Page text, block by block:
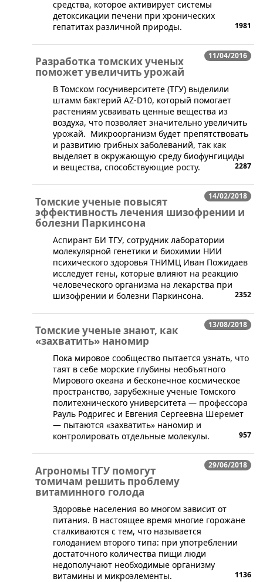
средства, которое активирует системы
детоксикации печени при хронических
гепатитах различной природы.
1981
11/04/2016
Разработка томских ученых
поможет увеличить урожай
​В ​Томском госуниверситете (ТГУ) выделили
штамм бактерий AZ-D10, который помогает
растениям усваивать ценные вещества из
воздуха, что позволяет значительно увеличить
урожай. Микроорганизм будет препятствовать
и развитию грибных заболеваний, так как
выделяет в окружающую среду биофунгициды
и вещества, способствующие росту.
2287
14/02/2018
Томские ученые повысят
эффективность лечения шизофрении и
болезни Паркинсона
​Аспирант БИ ТГУ, сотрудник лаборатории
молекулярной генетики и биохимии НИИ
психического здоровья ТНИМЦ Иван Пожидаев
исследует гены, которые влияют на реакцию
человеческого организма на лекарства при
шизофрении и болезни Паркинсона.
2352
13/08/2018
Томские ученые знают, как
«захватить» наномир
​Пока мировое сообщество пытается узнать, что
таят в себе морские глубины необъятного
Мирового океана и бесконечное космическое
пространство, зарубежные ученые Томского
политехнического университета — профессора
Рауль Родригес и Евгения Сергеевна Шеремет
— пытаются «захватить» наномир и
контролировать отдельные молекулы.
957
29/06/2018
Агрономы ТГУ помогут
томичам решить проблему
витаминного голода
​Здоровье населения во многом зависит от
питания. В настоящее время многие горожане
сталкиваются с тем, что называется
голоданием второго типа: при употреблении
достаточного количества пищи люди
недополучают необходимые организму
витамины и микроэлементы.
1136